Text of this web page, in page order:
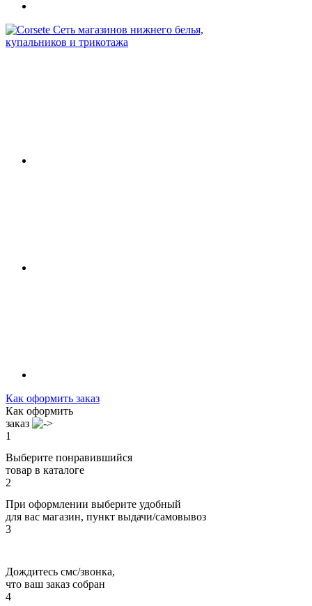
Сеть магазинов нижнего белья,
купальников и трикотажа
Как оформить заказ
Как оформить
заказ
1
Выберите понравившийся
товар в каталоге
2
При оформлении выберите удобный
для вас магазин, пункт выдачи/самовывоз
3
Дождитесь смс/звонка,
что ваш заказ собран
4